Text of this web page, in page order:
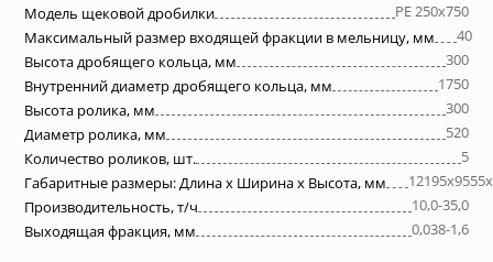
Модель щековой дробилки
PE 250x750
Максимальный размер входящей фракции в мельницу, мм
40
Высота дробящего кольца, мм
300
Внутренний диаметр дробящего кольца, мм
1750
Высота ролика, мм
300
Диаметр ролика, мм
520
Количество роликов, шт.
5
Габаритные размеры: Длина х Ширина х Высота, мм
Производительность, т/ч
10,0-35,0
Выходящая фракция, мм
0,038-1,6